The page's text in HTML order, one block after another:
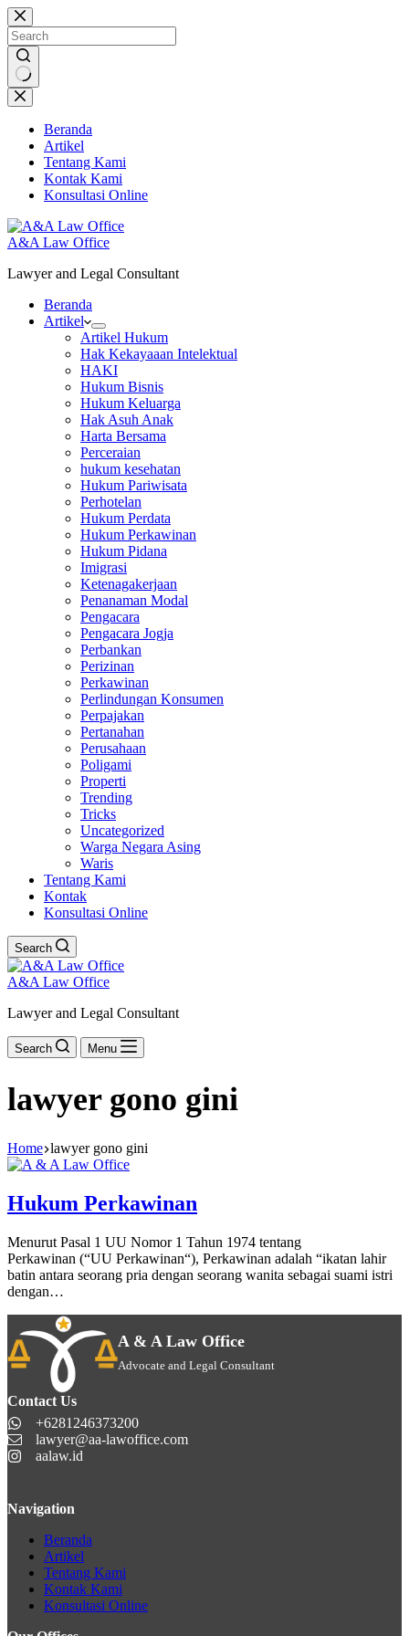
Skip
to
content
No
results
Beranda
Artikel
Tentang Kami
Kontak Kami
Konsultasi Online
A&A Law Office
Lawyer and Legal Consultant
Beranda
Artikel
Artikel Hukum
Hak Kekayaaan Intelektual
HAKI
Hukum Bisnis
Hukum Keluarga
Hak Asuh Anak
Harta Bersama
Perceraian
hukum kesehatan
Hukum Pariwisata
Perhotelan
Hukum Perdata
Hukum Perkawinan
Hukum Pidana
Imigrasi
Ketenagakerjaan
Penanaman Modal
Pengacara
Pengacara Jogja
Perbankan
Perizinan
Perkawinan
Perlindungan Konsumen
Perpajakan
Pertanahan
Perusahaan
Poligami
Properti
Trending
Tricks
Uncategorized
Warga Negara Asing
Waris
Tentang Kami
Kontak
Konsultasi Online
Search
A&A Law Office
Lawyer and Legal Consultant
Search Menu
lawyer gono gini
Home lawyer gono gini
Hukum Perkawinan
Menurut Pasal 1 UU Nomor 1 Tahun 1974 tentang
Perkawinan (“UU Perkawinan“), Perkawinan adalah “ikatan lahir
batin antara seorang pria dengan seorang wanita sebagai suami istri
dengan…
A & A Law Office
Advocate and Legal Consultant
Contact Us
+6281246373200
lawyer@aa-lawoffice.com
aalaw.id
Navigation
Beranda
Artikel
Tentang Kami
Kontak Kami
Konsultasi Online